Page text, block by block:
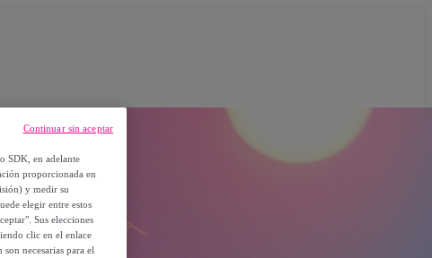
SDK, en adelante
proporcionada en
y medir su
elegir entre estos
Sus elecciones
clic en el enlace
necesarias para el
Continuar sin aceptar